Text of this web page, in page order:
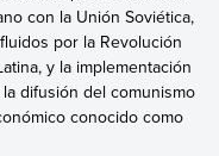
con la Unión Soviética,
por la Revolución
y la implementación
difusión del comunismo
conocido como